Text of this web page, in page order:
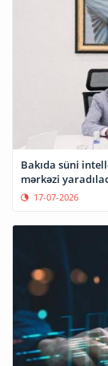
Bakıda süni
mərkəzi
17-07-2026